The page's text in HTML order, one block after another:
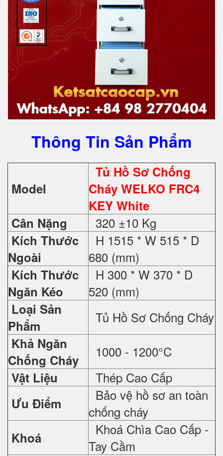
Thông Tin Sản Phẩm
Model
Tủ Hồ Sơ Chống
Cháy WELKO FRC4
KEY White
Cân Nặng
320 ±10 Kg
Kích Thước
Ngoài
H 1515 * W 515 * D
680 (mm)
Kích Thước
Ngăn Kéo
H 300 * W 370 * D
520 (mm)
Loại Sản
Phẩm
Tủ Hồ Sơ Chống Cháy
Khả Ngăn
Chống Cháy
1000 - 1200°C
Vật Liệu Thép Cao Cấp
Ưu Điểm
Bảo vệ hồ sơ an toàn
chống cháy
Khoá
Khoá Chìa Cao Cấp -
Tay Cầm